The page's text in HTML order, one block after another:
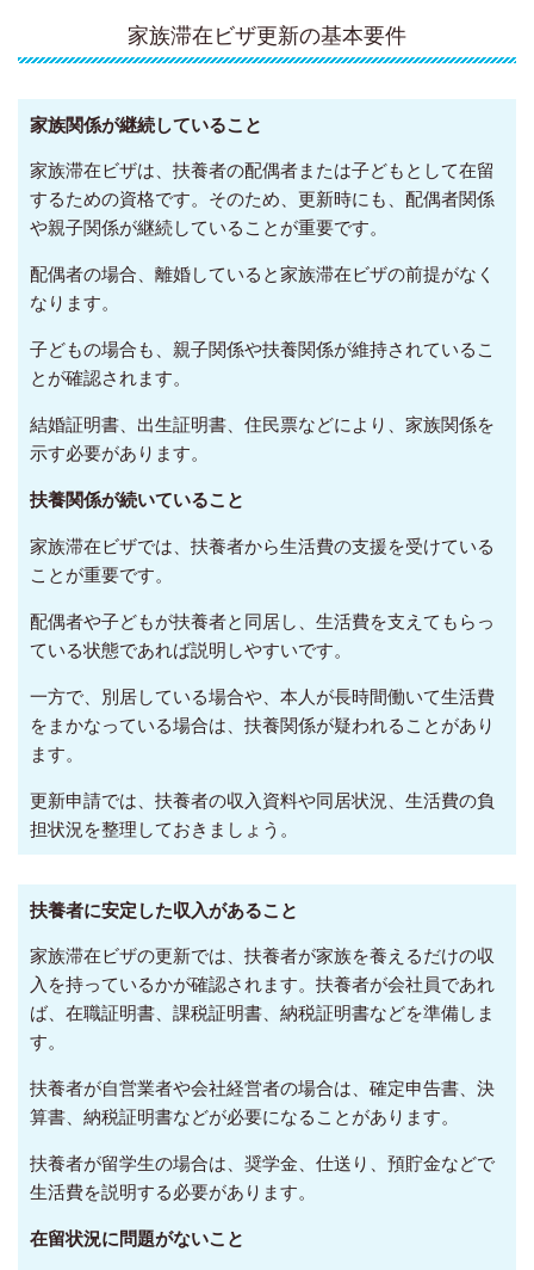
家族滞在ビザ更新の基本要件
家族関係が継続していること
家族滞在ビザは、扶養者の配偶者または子どもとして在留
するための資格です。そのため、更新時にも、配偶者関係
や親子関係が継続していることが重要です。
配偶者の場合、離婚していると家族滞在ビザの前提がなく
なります。
子どもの場合も、親子関係や扶養関係が維持されているこ
とが確認されます。
結婚証明書、出生証明書、住民票などにより、家族関係を
示す必要があります。
扶養関係が続いていること
家族滞在ビザでは、扶養者から生活費の支援を受けている
ことが重要です。
配偶者や子どもが扶養者と同居し、生活費を支えてもらっ
ている状態であれば説明しやすいです。
一方で、別居している場合や、本人が長時間働いて生活費
をまかなっている場合は、扶養関係が疑われることがあり
ます。
更新申請では、扶養者の収入資料や同居状況、生活費の負
担状況を整理しておきましょう。
扶養者に安定した収入があること
家族滞在ビザの更新では、扶養者が家族を養えるだけの収
入を持っているかが確認されます。扶養者が会社員であれ
ば、在職証明書、課税証明書、納税証明書などを準備しま
す。
扶養者が自営業者や会社経営者の場合は、確定申告書、決
算書、納税証明書などが必要になることがあります。
扶養者が留学生の場合は、奨学金、仕送り、預貯金などで
生活費を説明する必要があります。
在留状況に問題がないこと